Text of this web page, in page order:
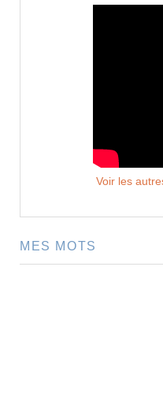
Voir les
MES MOTS